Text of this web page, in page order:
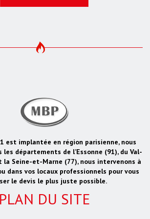
est implantée en région parisienne, nous
les départements de l’Essonne (91), du Val-
la Seine-et-Marne (77), nous intervenons à
dans vos locaux professionnels pour vous
le devis le plus juste possible.
PLAN DU SITE